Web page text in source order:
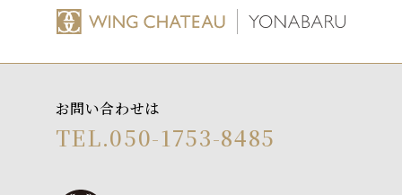
お問い合わせは
TEL.050-1753-8485